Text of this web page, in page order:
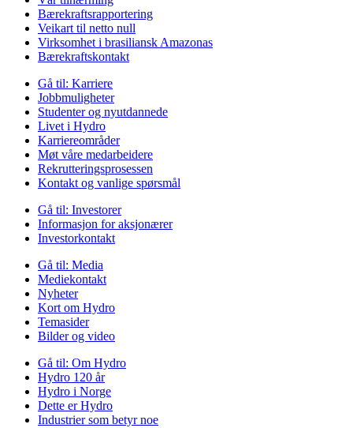
Bærekraftsrapportering
Veikart til netto null
Virksomhet i brasiliansk Amazonas
Bærekraftskontakt
Gå til: Karriere
Jobbmuligheter
Studenter og nyutdannede
Livet i Hydro
Karriereområder
Møt våre medarbeidere
Rekrutteringsprosessen
Kontakt og vanlige spørsmål
Gå til: Investorer
Informasjon for aksjonærer
Investorkontakt
Gå til: Media
Mediekontakt
Nyheter
Kort om Hydro
Temasider
Bilder og video
Gå til: Om Hydro
Hydro 120 år
Hydro i Norge
Dette er Hydro
Industrier som betyr noe